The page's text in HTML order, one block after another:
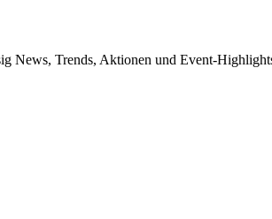
News, Trends, Aktionen und Event-